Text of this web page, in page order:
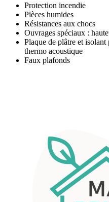
Protection incendie
Pièces humides
Résistances aux chocs
Ouvrages spéciaux :
Plaque de plâtre et
thermo acoustique
Faux plafonds